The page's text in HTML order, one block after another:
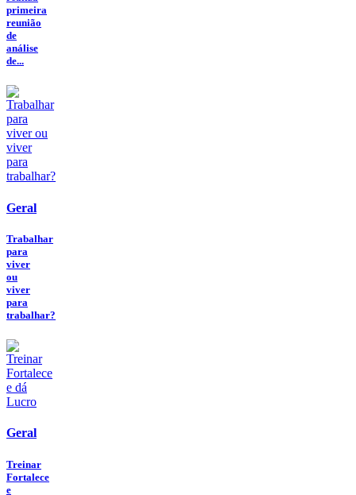
primeira
reunião
de
análise
de...
Geral
Trabalhar
para
viver
ou
viver
para
trabalhar?
Geral
Treinar
Fortalece
e